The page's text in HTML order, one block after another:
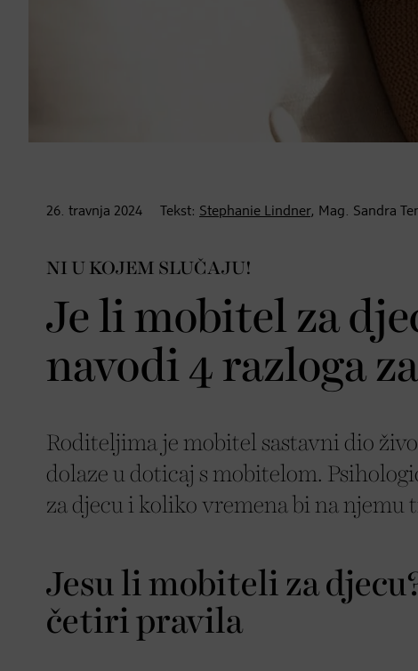
26. travnja 2024 Tekst: Stephanie Lindner, Mag. Sandra
NI U KOJEM SLUČAJU!
Je li mobitel za
navodi 4 razloga
Roditeljima je mobitel sastavni dio
dolaze u doticaj s mobitelom.
za djecu i koliko vremena bi na njemu
Jesu li mobiteli za
četiri pravila